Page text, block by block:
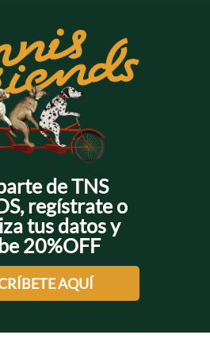
de TNS
regístrate o
tus datos y
20%OFF
AQUÍ